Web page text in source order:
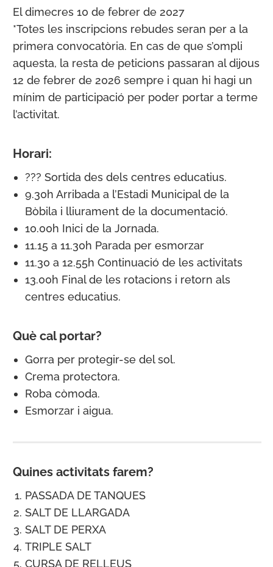
El dimecres 10 de febrer de 2027
*Totes les inscripcions rebudes seran per a la
primera convocatòria. En cas de que s’ompli
aquesta, la resta de peticions passaran al dijous
12 de febrer de 2026 sempre i quan hi hagi un
mínim de participació per poder portar a terme
l’activitat.
Horari:
??? Sortida des dels centres educatius.
9.30h Arribada a l’Estadi Municipal de la
Bòbila i lliurament de la documentació.
10.00h Inici de la Jornada.
11.15 a 11.30h Parada per esmorzar
11.30 a 12.55h Continuació de les activitats
13.00h Final de les rotacions i retorn als
centres educatius.
Què cal portar?
Gorra per protegir-se del sol.
Crema protectora.
Roba còmoda.
Esmorzar i aigua.
Quines activitats farem?
PASSADA DE TANQUES
SALT DE LLARGADA
SALT DE PERXA
TRIPLE SALT
CURSA DE RELLEUS